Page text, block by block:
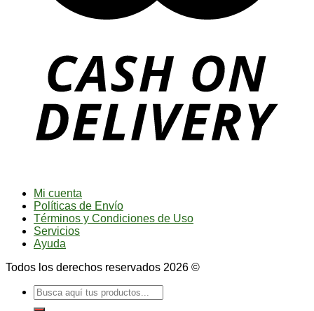
Mi cuenta
Políticas de Envío
Términos y Condiciones de Uso
Servicios
Ayuda
Todos los derechos reservados 2026 ©
Buscar
por: